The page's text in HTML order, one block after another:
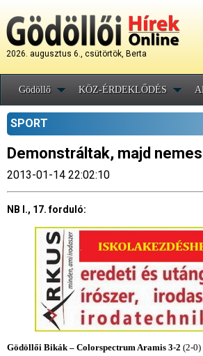
2026. augusztus 6., csütörtök, Berta
Gödöllő KÖZ-ÉRDEKLŐDÉS
SPORT
Demonstráltak, majd
2013-01-14 22:02:10
NB I., 17. forduló:
Gödöllői Bikák – Colorspectrum Aramis 3-2 (2-0)